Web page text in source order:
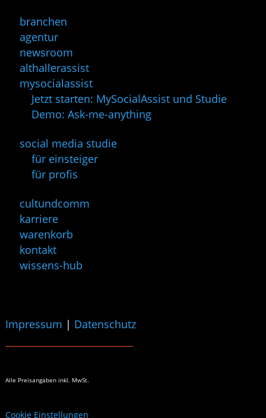
branchen
agentur
newsroom
althallerassist
mysocialassist
Jetzt starten: MySocialAssist und Studie
Demo: Ask-me-anything
social media studie
für einsteiger
für profis
cultundcomm
karriere
warenkorb
kontakt
wissens-hub
Impressum | Datenschutz
Alle Preisangaben inkl. MwSt.
Cookie Einstellungen